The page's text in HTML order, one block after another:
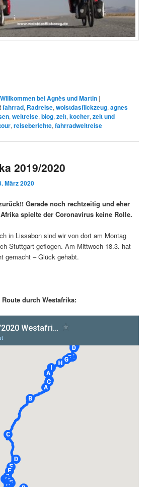
Willkommen bei Agnès und Martin |
fahrrad, Radreise,woistdasflickzeug,agnes
,weltreise,blog,zelt,kocher,zelt und
,reiseberichte,fahrradweltreise
2019/2020
März 2020
Gerade noch rechtzeitig und eher
spielte der Coronavirus keine Rolle.
in Lissabon sind wir von dort am Montag
Stuttgart geflogen. Am Mittwoch 18.3. hat
gemacht – Glück gehabt.
Route durch Westafrika: